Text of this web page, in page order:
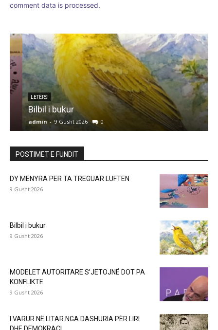
comment data is processed.
LETËRSI
Bilbil i bukur
admin - 9 Gusht 2026 0
POSTIMET E FUNDIT
DY MËNYRA PËR TA TREGUAR LUFTËN
9 Gusht 2026
Bilbil i bukur
9 Gusht 2026
MODELET AUTORITARE S’JETOJNË DOT PA
KONFLIKTE
9 Gusht 2026
I VARUR NË LITAR NGA DASHURIA PËR LIRI